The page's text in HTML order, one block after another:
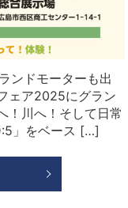
ンドモーターも出
ェア2025にグラン
！川へ！そして日常
」をベース […]